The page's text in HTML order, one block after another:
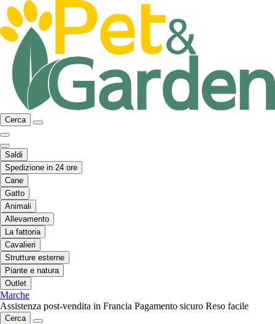
Cerca
Saldi
Spedizione in 24 ore
Cane
Gatto
Animali
Allevamento
La fattoria
Cavalieri
Strutture esterne
Piante e natura
Outlet
Marche
Assistenza post-vendita in Francia Pagamento sicuro Reso facile
Cerca